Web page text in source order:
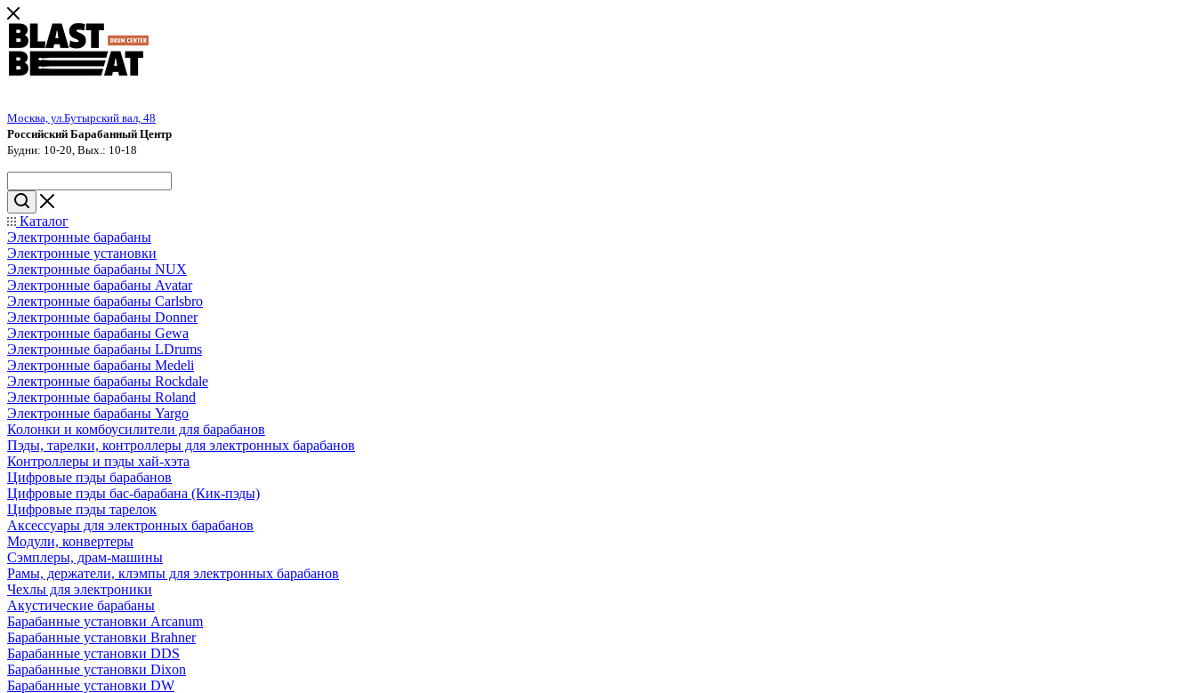
Москва, ул.Бутырский вал, 48
Российский Барабанный Центр
Будни: 10-20, Вых.: 10-18
Каталог
Электронные барабаны
Электронные установки
Электронные барабаны NUX
Электронные барабаны Avatar
Электронные барабаны Carlsbro
Электронные барабаны Donner
Электронные барабаны Gewa
Электронные барабаны LDrums
Электронные барабаны Medeli
Электронные барабаны Rockdale
Электронные барабаны Roland
Электронные барабаны Yargo
Колонки и комбоусилители для барабанов
Пэды, тарелки, контроллеры для электронных барабанов
Контроллеры и пэды хай-хэта
Цифровые пэды барабанов
Цифровые пэды бас-барабана (Кик-пэды)
Цифровые пэды тарелок
Аксессуары для электронных барабанов
Модули, конвертеры
Сэмплеры, драм-машины
Рамы, держатели, клэмпы для электронных барабанов
Чехлы для электроники
Акустические барабаны
Барабанные установки Arcanum
Барабанные установки Brahner
Барабанные установки DDS
Барабанные установки Dixon
Барабанные установки DW